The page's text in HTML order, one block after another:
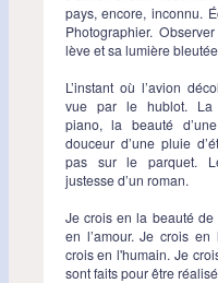
pays, encore, inconnu.
Photographier.
lève et sa lumière
L’instant où l’avion
vue par le hublot. La
piano, la beauté
douceur d’une pluie
pas sur le parquet.
justesse d’un roman.
Je crois en la beauté
en l’amour. Je crois
crois en l'humain. Je
sont faits pour être